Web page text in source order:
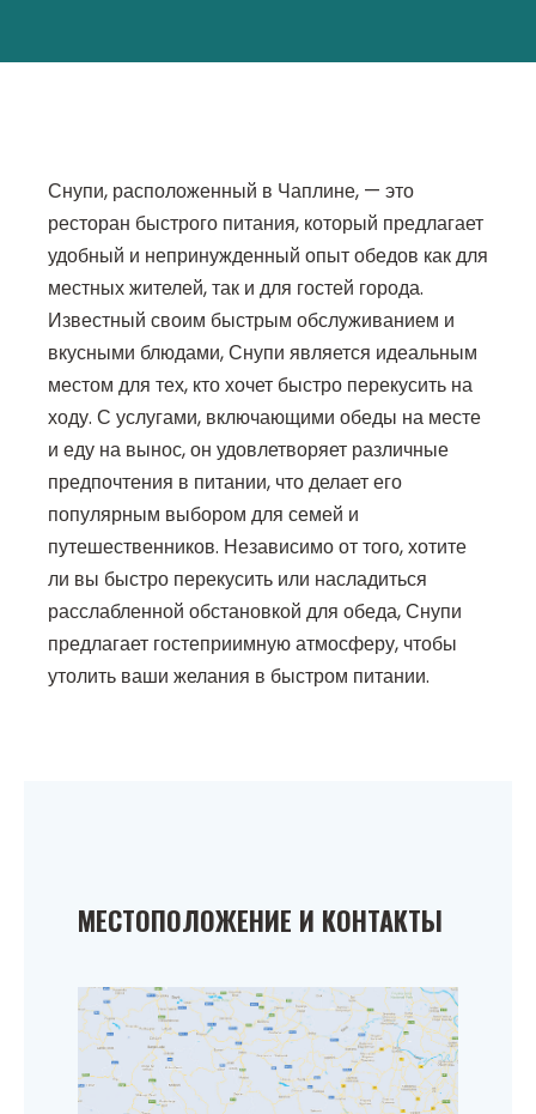
Снупи, расположенный в Чаплине, — это
ресторан быстрого питания, который предлагает
удобный и непринужденный опыт обедов как для
местных жителей, так и для гостей города.
Известный своим быстрым обслуживанием и
вкусными блюдами, Снупи является идеальным
местом для тех, кто хочет быстро перекусить на
ходу. С услугами, включающими обеды на месте
и еду на вынос, он удовлетворяет различные
предпочтения в питании, что делает его
популярным выбором для семей и
путешественников. Независимо от того, хотите
ли вы быстро перекусить или насладиться
расслабленной обстановкой для обеда, Снупи
предлагает гостеприимную атмосферу, чтобы
утолить ваши желания в быстром питании.
МЕСТОПОЛОЖЕНИЕ И КОНТАКТЫ